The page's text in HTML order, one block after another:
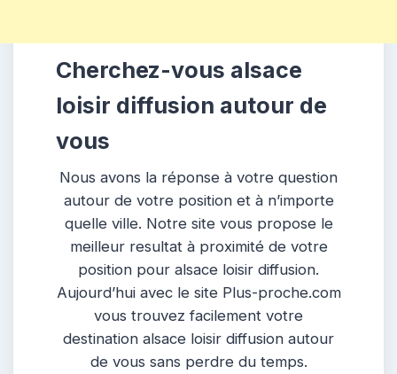
Cherchez-vous alsace
loisir diffusion autour de
vous
Nous avons la réponse à votre question
autour de votre position et à n’importe
quelle ville. Notre site vous propose le
meilleur resultat à proximité de votre
position pour alsace loisir diffusion.
Aujourd’hui avec le site Plus-proche.com
vous trouvez facilement votre
destination alsace loisir diffusion autour
de vous sans perdre du temps.